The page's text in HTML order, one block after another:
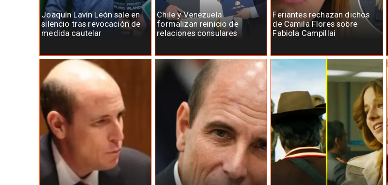
Joaquín Lavín León sale en
silencio tras revocación de
medida cautelar
Chile y Venezuela
formalizan reinicio de
relaciones consulares
Feriantes rechazan dichos
de Camila Flores sobre
Fabiola Campillai